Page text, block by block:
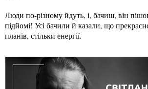
Люди по-різному йдуть, і, бачиш, він
підйомі! Усі бачили й казали, що
планів, стільки енергії.